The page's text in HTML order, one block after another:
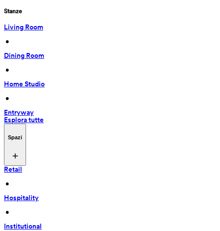
Stanze
Living Room
•
Dining Room
•
Home Studio
•
Entryway
Esplora tutte
Spazi
Retail
•
Hospitality
•
Institutional